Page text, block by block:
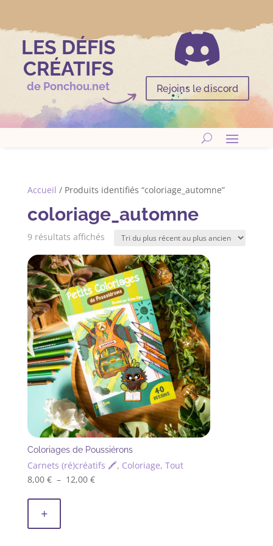
LES DÉFIS
CRÉATIFS
de Ponchou.net

Rejoins le discord
Accueil / Produits identifiés “coloriage_automne”
coloriage_automne
9 résultats affichésTrié
plus
récent
au
plus
ancien
Coloriages de Poussiérons
Carnets (ré)créatifs 🖍, Coloriage, Tout
8,00 € – 12,00 €Plage
+